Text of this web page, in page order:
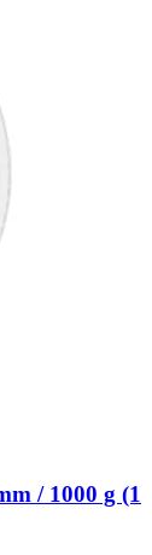
/ 1000 g (1